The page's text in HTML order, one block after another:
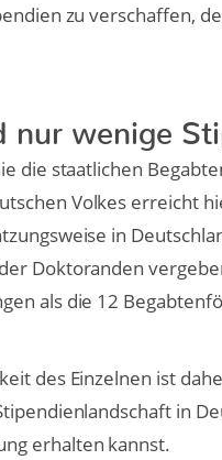
zu verschaffen,
nur wenige
die staatlichen
Volkes erreicht
in
Doktoranden
als die 12
des Einzelnen ist
in
erhalten kannst.